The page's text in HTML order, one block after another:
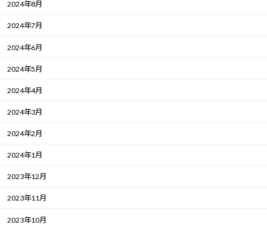
2024年8月
2024年7月
2024年6月
2024年5月
2024年4月
2024年3月
2024年2月
2024年1月
2023年12月
2023年11月
2023年10月